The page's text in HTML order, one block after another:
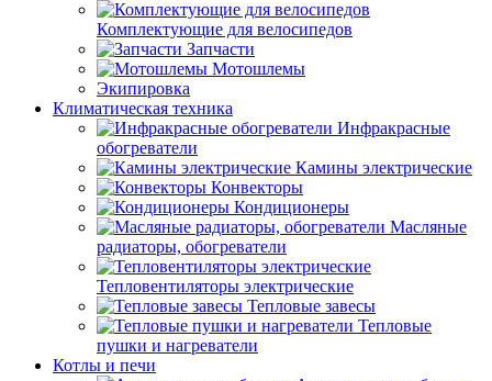
Комплектующие для велосипедов
Запчасти
Мотошлемы
Экипировка
Климатическая техника
Инфракрасные
обогреватели
Камины электрические
Конвекторы
Кондиционеры
Масляные
радиаторы, обогреватели
Тепловентиляторы электрические
Тепловые завесы
Тепловые
пушки и нагреватели
Котлы и печи